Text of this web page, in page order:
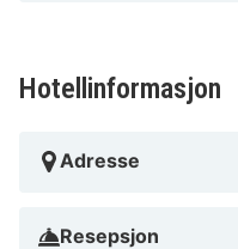
Hotellinformasjon
Adresse
Resepsjon